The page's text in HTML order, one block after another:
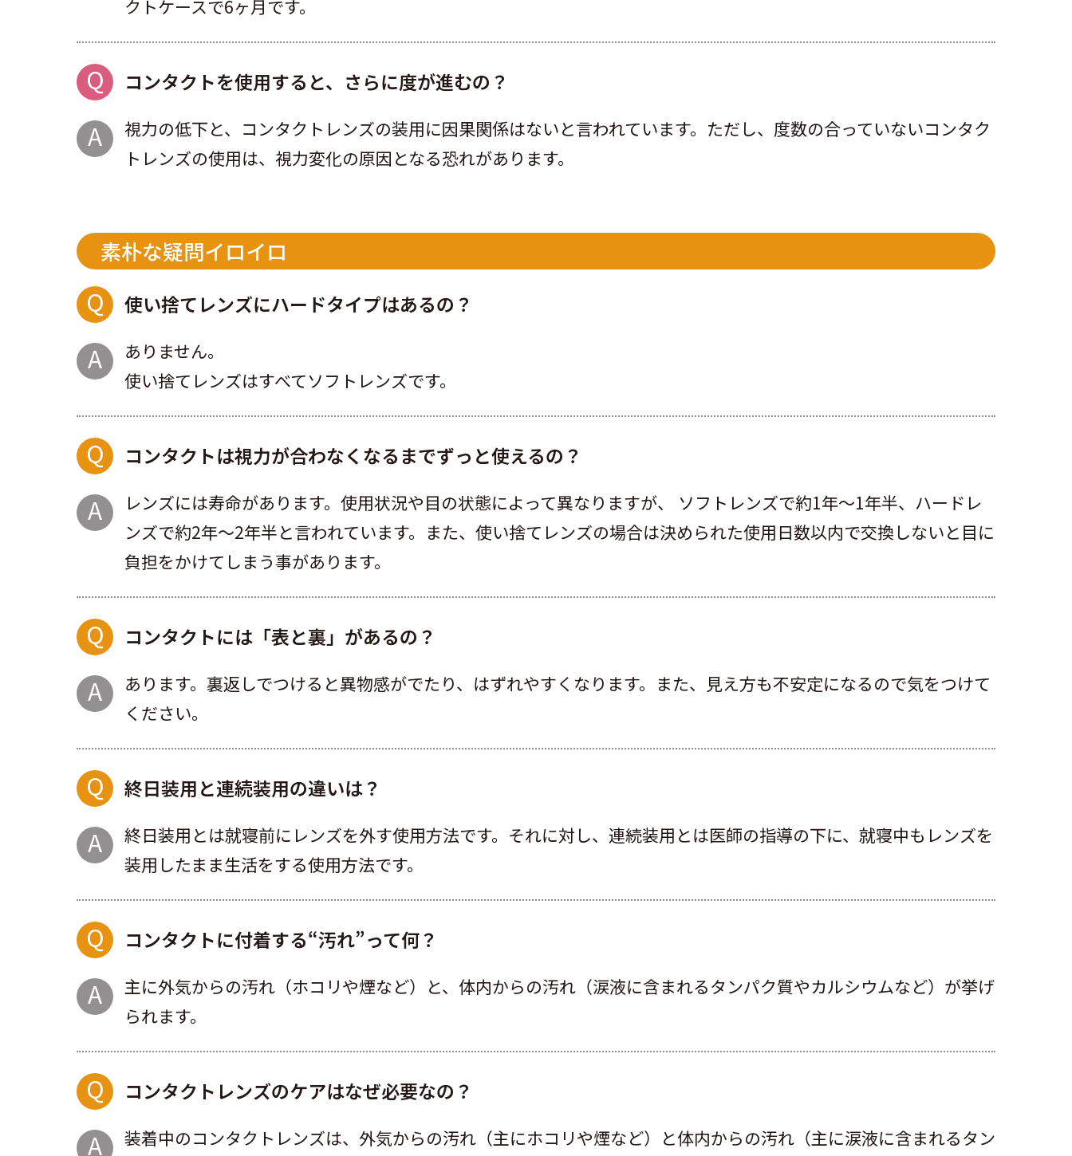
クトケースで6ヶ月です。
コンタクトを使用すると、さらに度が進むの？
視力の低下と、コンタクトレンズの装用に因果関係はないと言われています。ただし、度数の合っていないコンタク
トレンズの使用は、視力変化の原因となる恐れがあります。
素朴な疑問イロイロ
使い捨てレンズにハードタイプはあるの？
ありません。
使い捨てレンズはすべてソフトレンズです。
コンタクトは視力が合わなくなるまでずっと使えるの？
レンズには寿命があります。使用状況や目の状態によって異なりますが、 ソフトレンズで約1年～1年半、ハードレ
ンズで約2年～2年半と言われています。また、使い捨てレンズの場合は決められた使用日数以内で交換しないと目に
負担をかけてしまう事があります。
コンタクトには「表と裏」があるの？
あります。裏返しでつけると異物感がでたり、はずれやすくなります。また、見え方も不安定になるので気をつけて
ください。
終日装用と連続装用の違いは？
終日装用とは就寝前にレンズを外す使用方法です。それに対し、連続装用とは医師の指導の下に、就寝中もレンズを
装用したまま生活をする使用方法です。
コンタクトに付着する“汚れ”って何？
主に外気からの汚れ（ホコリや煙など）と、体内からの汚れ（涙液に含まれるタンパク質やカルシウムなど）が挙げ
られます。
コンタクトレンズのケアはなぜ必要なの？
装着中のコンタクトレンズは、外気からの汚れ（主にホコリや煙など）と体内からの汚れ（主に涙液に含まれるタン